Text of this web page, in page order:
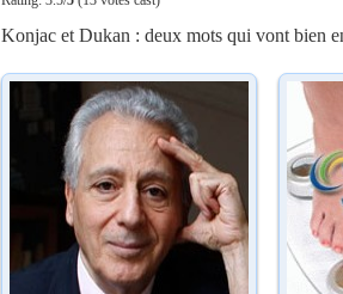
Konjac et Dukan : deux mots qui vont bien